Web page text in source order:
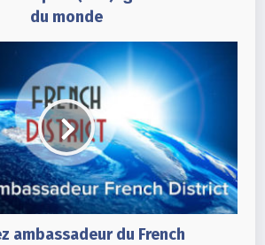
du monde
ambassadeur du French